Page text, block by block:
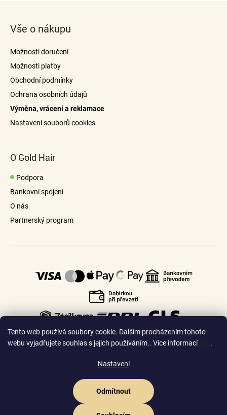
Tento web používá soubory cookie. Dalším procházením tohoto
webu vyjadřujete souhlas s jejich používáním.. Více informací
.
Nastavení
Odmítnout
Vše o nákupu
Možnosti doručení
Možnosti platby
Obchodní podmínky
Ochrana osobních údajů
Výměna, vrácení a reklamace
Nastavení souborů cookies
O Gold Hair
Podpora
Bankovní spojení
O nás
Partnerský program
Česko🇸🇰
Vytvořil Shoptet Premium